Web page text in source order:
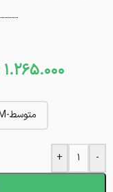
1.265.000
-
+